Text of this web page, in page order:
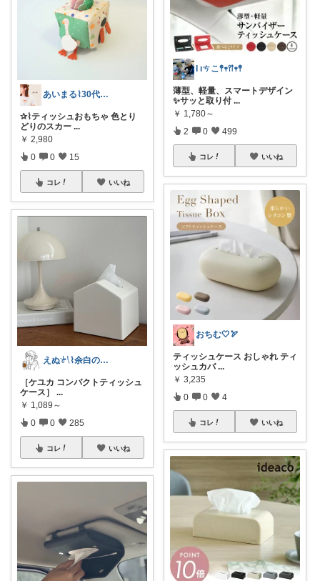
あいまる⌇30代ワーママの暮らしと育児
✰⌇ティッシュおもちゃ 色とり
どりのスカー ...
￥ 2,980
0 0 15
コレ いいね
えぬ𓍯⌇余白のある暮らし
［ケユカ コンパクトティッシュ
ケース］ ...
￥ 1,089～
0 0 285
コレ いいね
Ɩ ıㄘこ𖤣𖥧𖥣𖡡𖥧𖤣
薄型、軽量、スマートデザイン
✨サッと取り付 ...
￥ 1,780～
2 0 499
コレ いいね
おちむ🤍🏹
ティッシュケース おしゃれ ティ
ッシュカバ ...
￥ 3,235
0 0 4
コレ いいね